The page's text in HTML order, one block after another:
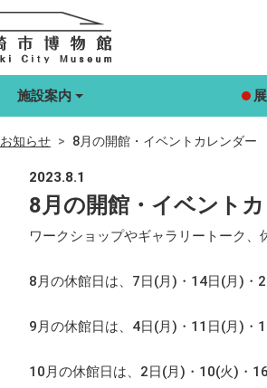
施設案内
お知らせ 8月の開館・イベントカレンダー
2023.8.1
8月の開館・イベント
ワークショップやギャラリートーク、
8月の休館日は、7日(月)・14日(月)・
9月の休館日は、4日(月)・11日(月)・
10月の休館日は、2日(月)・10(火)・